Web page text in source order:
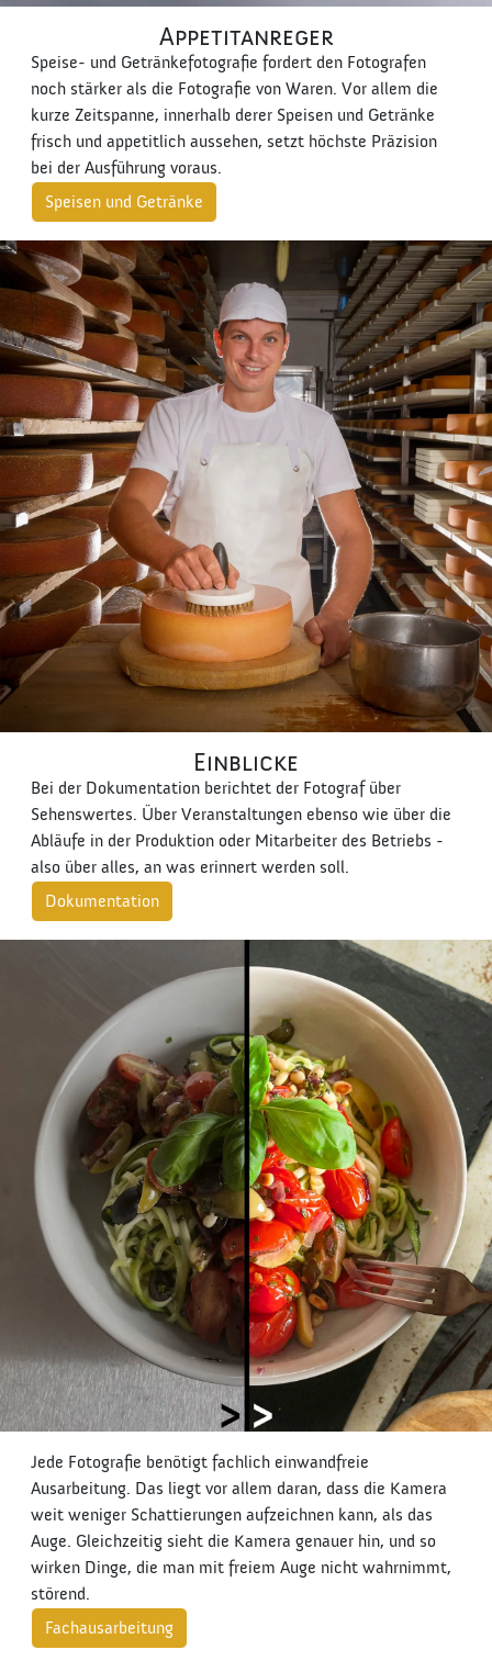
Appetitanreger
Speise- und Getränkefotografie fordert den Fotografen
noch stärker als die Fotografie von Waren. Vor allem die
kurze Zeitspanne, innerhalb derer Speisen und Getränke
frisch und appetitlich aussehen, setzt höchste Präzision
bei der Ausführung voraus.
Speisen und Getränke
Einblicke
Bei der Dokumentation berichtet der Fotograf über
Sehenswertes. Über Veranstaltungen ebenso wie über die
Abläufe in der Produktion oder Mitarbeiter des Betriebs -
also über alles, an was erinnert werden soll.
Dokumentation
Jede Fotografie benötigt fachlich einwandfreie
Ausarbeitung. Das liegt vor allem daran, dass die Kamera
weit weniger Schattierungen aufzeichnen kann, als das
Auge. Gleichzeitig sieht die Kamera genauer hin, und so
wirken Dinge, die man mit freiem Auge nicht wahrnimmt,
störend.
Fachausarbeitung